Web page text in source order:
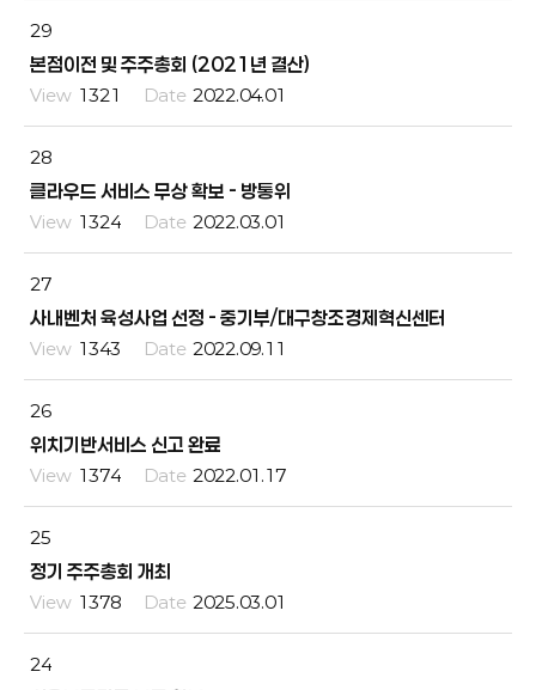
29
본점이전 및 주주총회 (2021년 결산)
1321 2022.04.01
28
클라우드 서비스 무상 확보 - 방통위
1324 2022.03.01
27
사내벤처 육성사업 선정 - 중기부/대구창조경제혁신센터
1343 2022.09.11
26
위치기반서비스 신고 완료
1374 2022.01.17
25
정기 주주총회 개최
1378 2025.03.01
24